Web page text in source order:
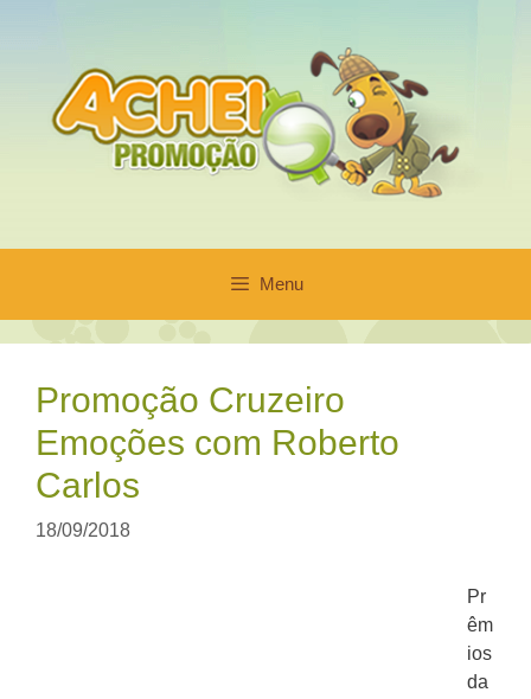
conteúdo
Menu
Promoção Cruzeiro
Emoções com Roberto
Carlos
18/09/2018
Pr
êm
ios
da